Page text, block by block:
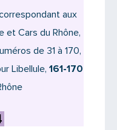
aux
et Cars du Rhône,
de 31 à 170,
Libellule, 161-170